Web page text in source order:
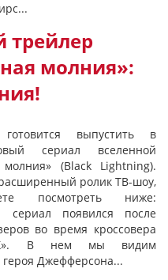
трейлер
молния»:
выпустить в
сериал вселенной
(Black Lightning).
ролик ТВ-шоу,
посмотреть ниже:
сериал появился после
во время кроссовера
X». В нем мы видим
Джефферсона...